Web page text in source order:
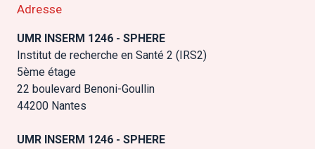
Adresse
UMR INSERM 1246 - SPHERE
Institut de recherche en Santé 2 (IRS2)
5ème étage
22 boulevard Benoni-Goullin
44200 Nantes
UMR INSERM 1246 - SPHERE